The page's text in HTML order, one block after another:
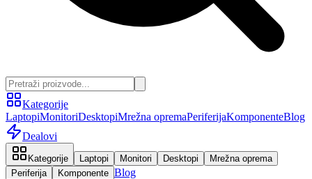
Kategorije
LaptopiMonitoriDesktopiMrežna opremaPeriferijaKomponenteBlog
Dealovi
Kategorije Laptopi Monitori Desktopi
Mrežna oprema
Periferija
Komponente Blog